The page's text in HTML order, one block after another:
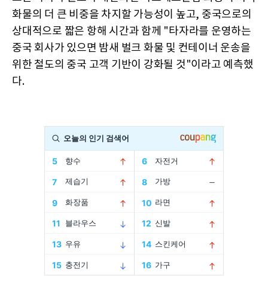
화물의 더 큰 비중을 차지할 가능성이 높고, 중국으로의
상대적으로 짧은 항해 시간과 함께 "타자라를 운영하는
중국 회사가 있으면 밤새 벌크 화물 및 컨테이너 운송을
위한 철도의 중국 고객 기반이 강화될 것"이라고 예측했
다.